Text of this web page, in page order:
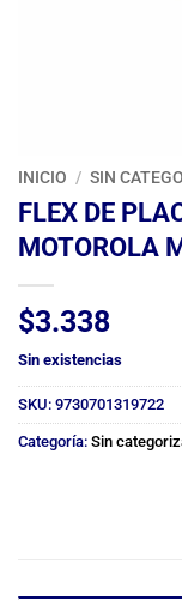
INICIO / SIN
FLEX DE
MOTOROLA
$3.338
Sin existencias
SKU: 9730701319722
Categoría: Sin